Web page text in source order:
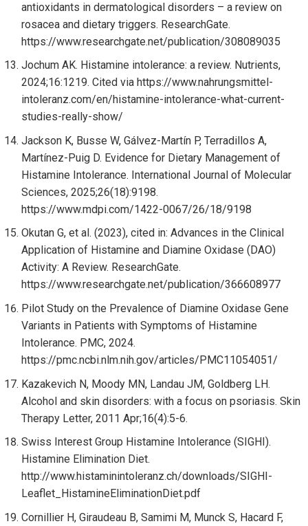
antioxidants in dermatological disorders – a review on
rosacea and dietary triggers. ResearchGate.
https://www.researchgate.net/publication/308089035
Jochum AK. Histamine intolerance: a review. Nutrients,
2024;16:1219. Cited via https://www.nahrungsmittel-
intoleranz.com/en/histamine-intolerance-what-current-
studies-really-show/
Jackson K, Busse W, Gálvez-Martín P, Terradillos A,
Martínez-Puig D. Evidence for Dietary Management of
Histamine Intolerance. International Journal of Molecular
Sciences, 2025;26(18):9198.
https://www.mdpi.com/1422-0067/26/18/9198
Okutan G, et al. (2023), cited in: Advances in the Clinical
Application of Histamine and Diamine Oxidase (DAO)
Activity: A Review. ResearchGate.
https://www.researchgate.net/publication/366608977
Pilot Study on the Prevalence of Diamine Oxidase Gene
Variants in Patients with Symptoms of Histamine
Intolerance. PMC, 2024.
https://pmc.ncbi.nlm.nih.gov/articles/PMC11054051/
Kazakevich N, Moody MN, Landau JM, Goldberg LH.
Alcohol and skin disorders: with a focus on psoriasis. Skin
Therapy Letter, 2011 Apr;16(4):5-6.
Swiss Interest Group Histamine Intolerance (SIGHI).
Histamine Elimination Diet.
http://www.histaminintoleranz.ch/downloads/SIGHI-
Leaflet_HistamineEliminationDiet.pdf
Cornillier H, Giraudeau B, Samimi M, Munck S, Hacard F,